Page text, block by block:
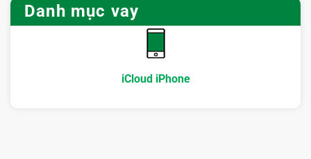
bảo
Cần
gì
tránh
Hà
Checklist
chọn
đơn
vị
Danh mục vay
iCloud iPhone